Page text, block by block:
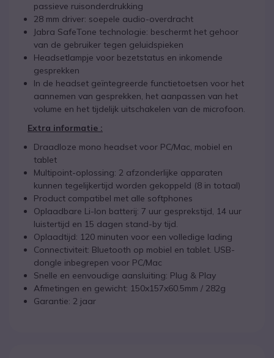
passieve ruisonderdrukking
28 mm driver: soepele audio-overdracht
Jabra SafeTone technologie: beschermt het gehoor
van de gebruiker tegen geluidspieken
Headsetlampje voor bezetstatus en inkomende
gesprekken
In de headset geïntegreerde functietoetsen voor het
aannemen van gesprekken, het aanpassen van het
volume en het tijdelijk uitschakelen van de microfoon.
Extra informatie :
Draadloze mono headset voor PC/Mac, mobiel en
tablet
Multipoint-oplossing: 2 afzonderlijke apparaten
kunnen tegelijkertijd worden gekoppeld (8 in totaal)
Product compatibel met alle softphones
Oplaadbare Li-Ion batterij: 7 uur gesprekstijd, 14 uur
luistertijd en 15 dagen stand-by tijd.
Oplaadtijd: 120 minuten voor een volledige lading
Connectiviteit: Bluetooth op mobiel en tablet. USB-
dongle inbegrepen voor PC/Mac
Snelle en eenvoudige aansluiting: Plug & Play
Afmetingen en gewicht: 150x157x60.5mm / 282g
Garantie: 2 jaar